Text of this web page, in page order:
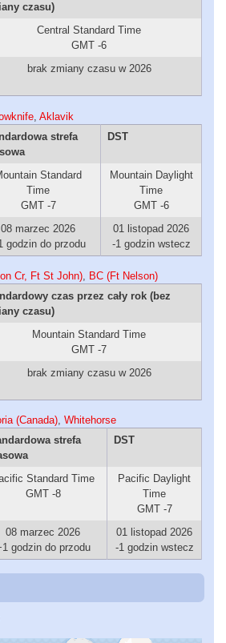
czasu)
Central Standard Time
GMT -6
brak zmiany czasu w 2026
Aklavik
strefa
DST
Standard
Time
GMT -7
Mountain Daylight
Time
GMT -6
08 marzec 2026
godzin do przodu
01 listopad 2026
-1 godzin wstecz
Cr, Ft St John), BC (Ft Nelson)
czas przez cały rok (bez
czasu)
Mountain Standard Time
GMT -7
brak zmiany czasu w 2026
(Canada), Whitehorse
strefa
DST
Standard Time
GMT -8
Pacific Daylight
Time
GMT -7
08 marzec 2026
godzin do przodu
01 listopad 2026
-1 godzin wstecz